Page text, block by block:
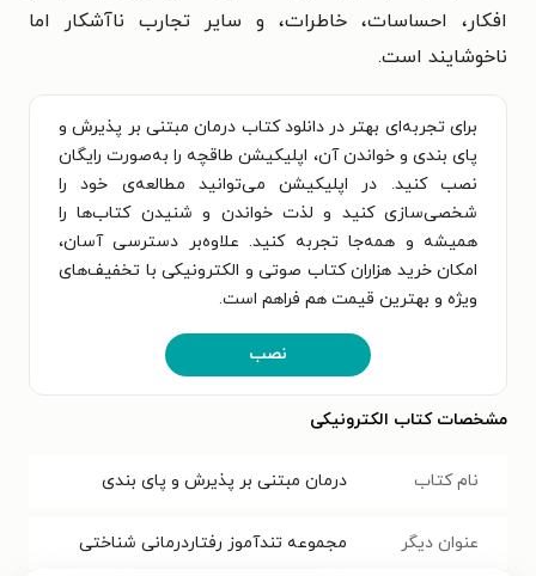
افکار، احساسات، خاطرات، و سایر تجارب ناآشکار اما
ناخوشایند است.
برای تجربه‌ای بهتر در دانلود کتاب درمان مبتنی بر پذیرش و
پای بندی و خواندن آن، اپلیکیشن طاقچه را به‌صورت رایگان
نصب کنید. در اپلیکیشن می‌توانید مطالعه‌ی خود را
شخصی‌سازی کنید و لذت خواندن و شنیدن کتاب‌ها را
همیشه و همه‌جا تجربه کنید. علاوه‌بر دسترسی آسان،
امکان خرید هزاران کتاب صوتی و الکترونیکی با تخفیف‌های
ویژه و بهترین قیمت هم فراهم است.
نصب
مشخصات کتاب الکترونیکی
نام کتاب درمان مبتنی بر پذیرش و پای بندی
عنوان دیگر مجموعه تندآموز رفتاردرمانی شناختی